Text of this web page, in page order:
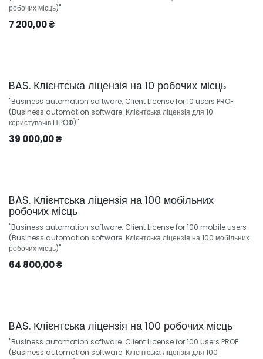
робочих місць)"
7 200,00₴
BAS. Клієнтська ліцензія на 10 робочих місць
"Business automation software. Client License for 10 users PROF
(Business automation software. Клієнтська ліцензія для 10
користувачів ПРОФ)"
39 000,00₴
BAS. Клієнтська ліцензія на 100 мобільних
робочих місць
"Business automation software. Client License for 100 mobile users
(Business automation software. Клієнтська ліцензія на 100 мобільних
робочих місць)"
64 800,00₴
BAS. Клієнтська ліцензія на 100 робочих місць
"Business automation software. Client License for 100 users PROF
(Business automation software. Клієнтська ліцензія для 100